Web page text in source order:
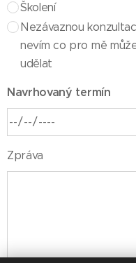
Školení
Nezávaznou
nevím co pro mě
udělat
Navrhovaný termín
Zpráva